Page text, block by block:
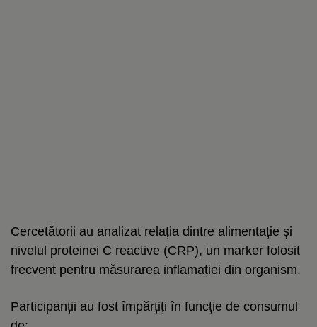
Cercetătorii au analizat relația dintre alimentație și
nivelul proteinei C reactive (CRP), un marker folosit
frecvent pentru măsurarea inflamației din organism.
Participanții au fost împărțiți în funcție de consumul